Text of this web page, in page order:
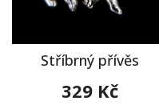
Stříbrný přívěs
329 Kč